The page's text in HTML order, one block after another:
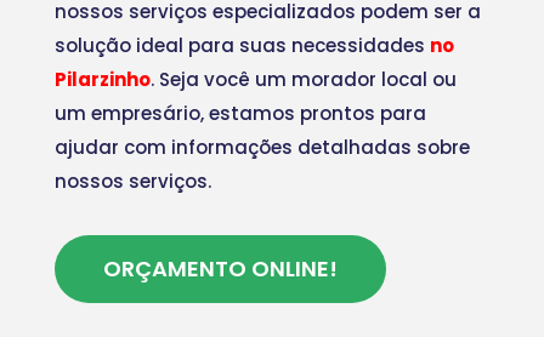
nossos serviços especializados podem ser a
solução ideal para suas necessidades no
Pilarzinho. Seja você um morador local ou
um empresário, estamos prontos para
ajudar com informações detalhadas sobre
nossos serviços.
ORÇAMENTO ONLINE!